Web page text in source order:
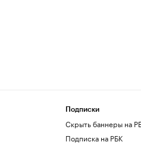
Подписки
Скрыть баннеры на
Подписка на РБК